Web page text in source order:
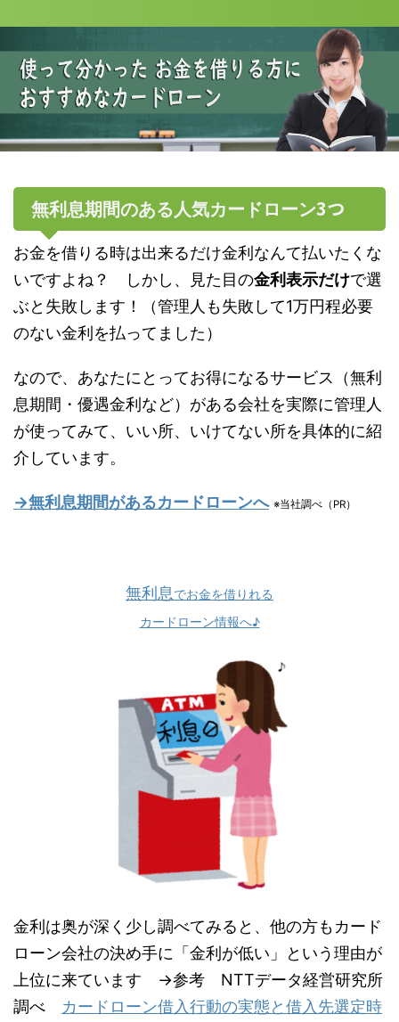
無利息期間のある人気カードローン3つ
お金を借りる時は出来るだけ金利なんて払いたくな
いですよね？ しかし、見た目の金利表示だけで選
ぶと 失敗します！
（管理人も失敗して1万円程必要
のない金利を払ってました）
なので、あなたにとってお得になるサービス（無利
息期間・優遇金利など）がある会社を実際に管理人
が使ってみて、いい所、いけてない所を具体的に紹
介しています。
→無利息期間があるカードローンへ ※当社調べ（PR）
無利息でお金を借りれる
カードローン情報へ♪
金利は奥が深く少し調べてみると、他の方もカード
ローン会社の決め手に「金利が低い」という理由が
上位に来ています →参考 NTTデータ経営研究所
調べ カードローン借⼊⾏動の実態と借⼊先選定時